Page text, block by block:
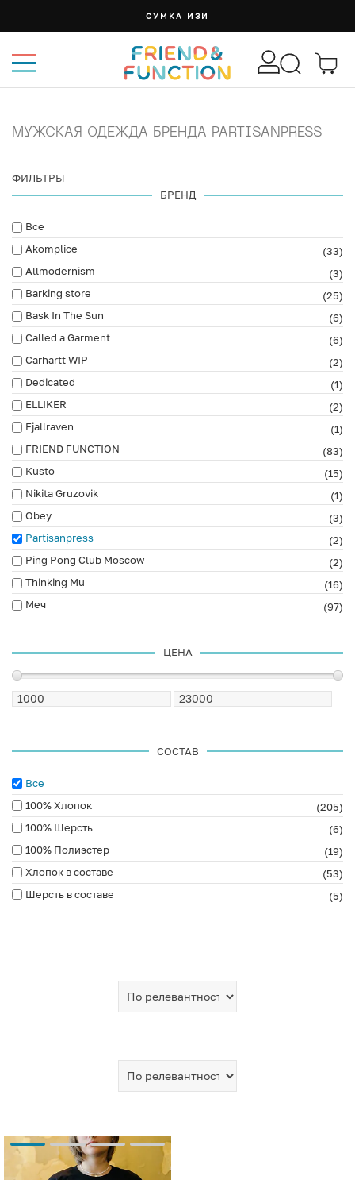
СУМКА ИЗИ
МУЖСКАЯ ОДЕЖДА БРЕНДА PARTISANPRESS
ФИЛЬТРЫ
БРЕНД
Все
Akomplice
(33)
Allmodernism
(3)
Barking store
(25)
Bask In The Sun
(6)
Called a Garment
(6)
Carhartt WIP
(2)
Dedicated
(1)
ELLIKER
(2)
Fjallraven
(1)
FRIEND FUNCTION
(83)
Kusto
(15)
Nikita Gruzovik
(1)
Obey
(3)
Partisanpress
(2)
Ping Pong Club Moscow
(2)
Thinking Mu
(16)
Меч
(97)
ЦЕНА
СОСТАВ
Все
100% Хлопок
(205)
100% Шерсть
(6)
100% Полиэстер
(19)
Хлопок в составе
(53)
Шерсть в составе
(5)